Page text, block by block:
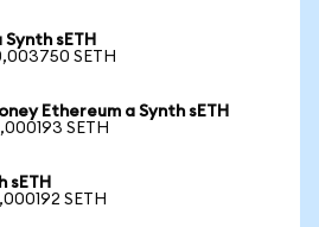
Synth sETH
SETH
Ethereum a Synth sETH
SETH
sETH
SETH